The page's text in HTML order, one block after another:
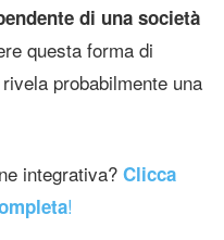
di una società
questa forma di
probabilmente una
integrativa? Clicca
!